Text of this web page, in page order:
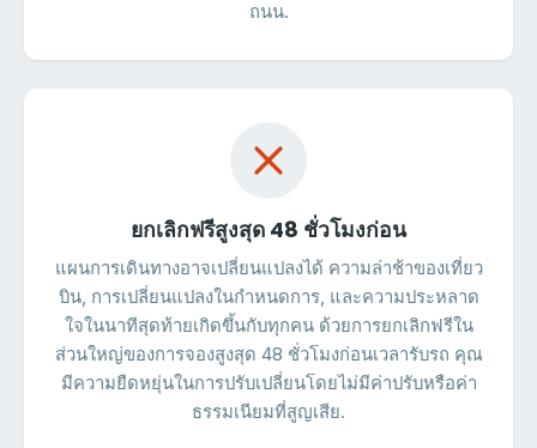
ถนน.
ยกเลิกฟรีสูงสุด 48 ชั่วโมงก่อน
แผนการเดินทางอาจเปลี่ยนแปลงได้ ความล่าช้าของเที่ยว
บิน, การเปลี่ยนแปลงในกำหนดการ, และความประหลาด
ใจในนาทีสุดท้ายเกิดขึ้นกับทุกคน ด้วยการยกเลิกฟรีใน
ส่วนใหญ่ของการจองสูงสุด 48 ชั่วโมงก่อนเวลารับรถ คุณ
มีความยืดหยุ่นในการปรับเปลี่ยนโดยไม่มีค่าปรับหรือค่า
ธรรมเนียมที่สูญเสีย.